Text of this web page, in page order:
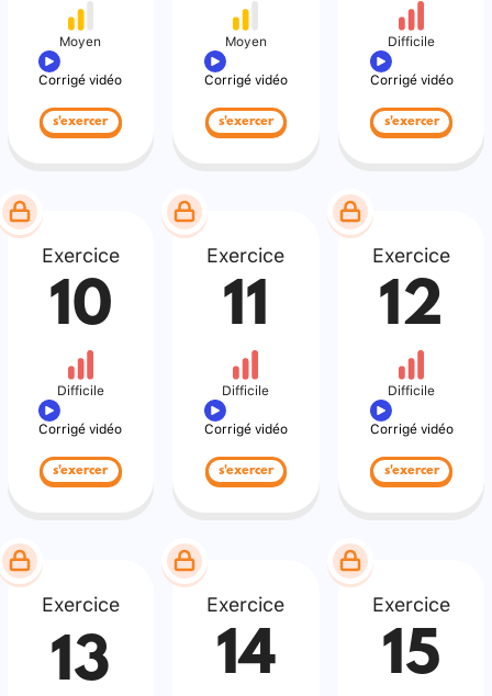
Moyen
Corrigé vidéo
s'exercer
Moyen
Corrigé vidéo
s'exercer
Difficile
Corrigé vidéo
s'exercer
Exercice
10
Difficile
Corrigé vidéo
s'exercer
Exercice
11
Difficile
Corrigé vidéo
s'exercer
Exercice
12
Difficile
Corrigé vidéo
s'exercer
Exercice
13
Exercice
14
Exercice
15